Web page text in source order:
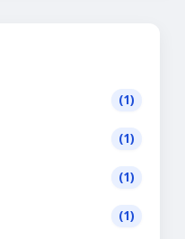
(1)
(1)
(1)
(1)